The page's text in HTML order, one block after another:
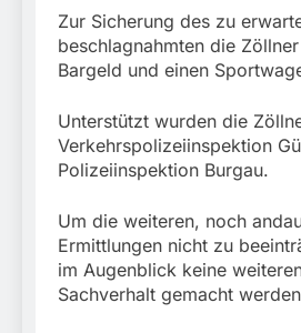
Zur Sicherung des zu
beschlagnahmten die
Bargeld und einen
Unterstützt wurden die
Verkehrspolizeiinspektion
Polizeiinspektion Burgau.
Um die weiteren, noch
Ermittlungen nicht zu
im Augenblick keine
Sachverhalt gemacht